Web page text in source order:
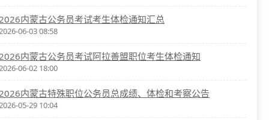
内蒙古公务员考试考生体检通知汇总
06-03 08:58
内蒙古公务员考试阿拉善盟职位考生体检通知
06-02 18:00
内蒙古特殊职位公务员总成绩、体检和考察公告
05-29 10:04